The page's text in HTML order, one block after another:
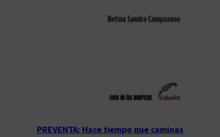
PREVENTA: Hace tiempo que caminas